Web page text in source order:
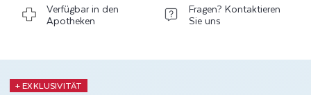
Verfügbar in den
Apotheken
Fragen? Kontaktieren
Sie uns
+ EXKLUSIVITÄT